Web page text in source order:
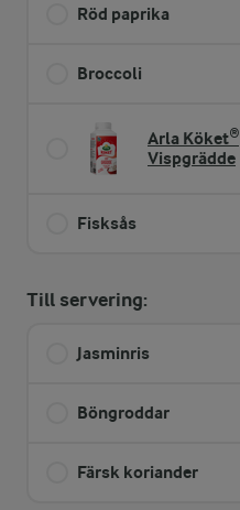
Röd paprika
Broccoli
Arla Köket®
Vispgrädde
Fisksås
Till servering:
Jasminris
Böngroddar
Färsk koriander